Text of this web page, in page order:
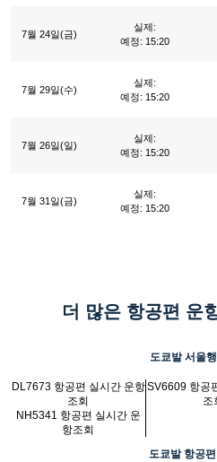
7월 24일(금)
실제:
예정: 15:20
7월 29일(수)
실제:
예정: 15:20
7월 26일(일)
실제:
예정: 15:20
7월 31일(금)
실제:
예정: 15:20
더 많은 항공편 운
도쿄발 서울
DL7673 항공편 실시간 운항
조회
SV6609 항공
조
NH5341 항공편 실시간 운
항조회
도쿄발 항공편